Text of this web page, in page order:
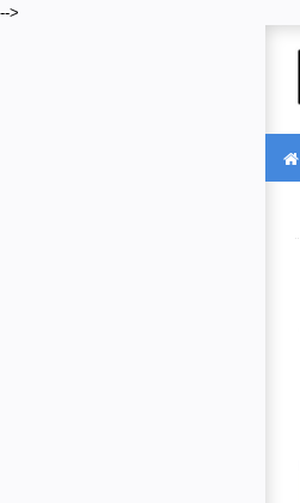
-->